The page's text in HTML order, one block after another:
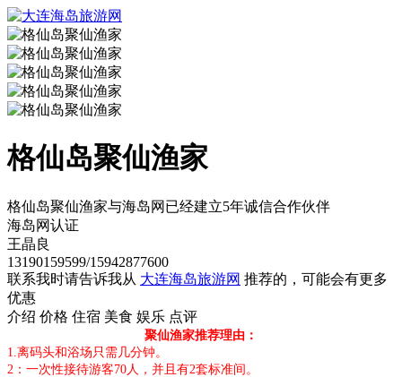
格仙岛聚仙渔家
格仙岛聚仙渔家与海岛网已经建立5年诚信合作伙伴
海岛网认证
王晶良
13190159599/15942877600
联系我时请告诉我从 大连海岛旅游网 推荐的，可能会有更多
优惠
介绍 价格 住宿 美食 娱乐 点评
聚仙渔家推荐理由：
1.离码头和浴场只需几分钟。
2：一次性接待游客70人，并且有2套标准间。